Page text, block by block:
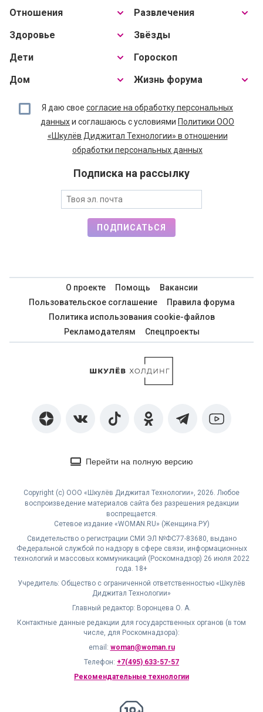
Отношения
Здоровье
Дети
Дом
Развлечения
Звёзды
Гороскоп
Жизнь форума
Я даю свое согласие на обработку персональных
данныхи соглашаюсь с условиями Политики ООО
«Шкулёв Диджитал Технологии» в отношении
обработки персональных данных
Подписка на рассылку
ПОДПИСАТЬСЯ
О проекте Помощь
Вакансии
Пользовательское соглашение
Правила форума
Политика использования cookie-файлов
Рекламодателям
Спецпроекты
Перейти на полную версию
Copyright (с) ООО «Шкулёв Диджитал Технологии», 2026. Любое
воспроизведение материалов сайта без разрешения редакции
воспрещается.
Сетевое издание «WOMAN.RU» (Женщина.РУ)
Свидетельство о регистрации СМИ ЭЛ №ФС77-83680, выдано
Федеральной службой по надзору в сфере связи, информационных
технологий и массовых коммуникаций (Роскомнадзор) 26 июля 2022
года. 18+
Учредитель: Общество с ограниченной ответственностью «Шкулёв
Диджитал Технологии»
Главный редактор: Воронцева О. А.
Контактные данные редакции для государственных органов (в том
числе, для Роскомнадзора):
email: woman@woman.ru
Телефон: +7(495) 633-57-57
Рекомендательные технологии